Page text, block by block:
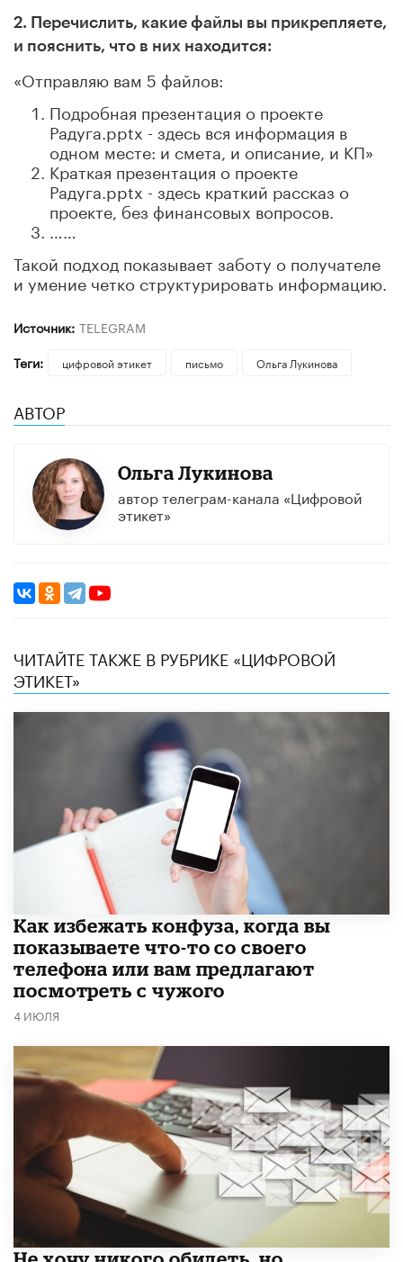
2. Перечислить, какие файлы вы прикрепляете,
и пояснить, что в них находится:
«Отправляю вам 5 файлов:
Подробная презентация о проекте
Радуга.pptx - здесь вся информация в
одном месте: и смета, и описание, и КП»
Краткая презентация о проекте
Радуга.pptx - здесь краткий рассказ о
проекте, без финансовых вопросов.
……
Такой подход показывает заботу о получателе
и умение четко структурировать информацию.
Источник: TELEGRAM
Теги:
цифровой этикет письмо Ольга Лукинова
АВТОР
Ольга Лукинова
автор телеграм-канала «Цифровой
этикет»
ЧИТАЙТЕ ТАКЖЕ В РУБРИКЕ «ЦИФРОВОЙ
ЭТИКЕТ»
Как избежать конфуза, когда вы
показываете что-то со своего
телефона или вам предлагают
посмотреть с чужого
4 ИЮЛЯ